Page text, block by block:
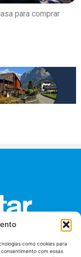
como cookies para
com essas
para comprar
Externo -